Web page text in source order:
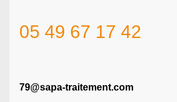
05 49 67 17 42
79@sapa-traitement.com